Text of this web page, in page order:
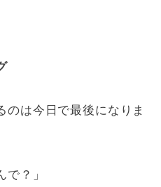
のは今日で最後になりま
？」